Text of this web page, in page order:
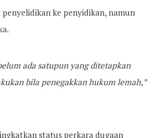
ke penyidikan, namun
ada satupun yang ditetapkan
bila penegakkan hukum lemah,”
status perkara dugaan